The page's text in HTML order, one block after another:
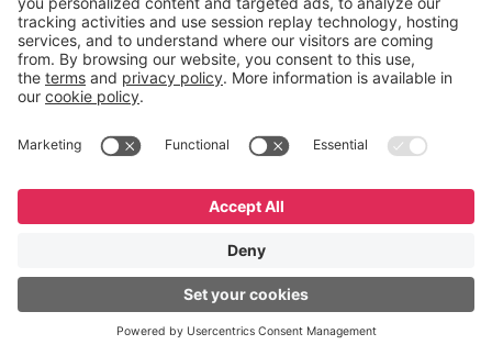
Memphis
Eduardo Ribeiro
CEO
uma solução 360°, que permite
logística reversa. Podemos
verificar, analisar, recondicionar e
reintegrar equipamentos à cadeia,